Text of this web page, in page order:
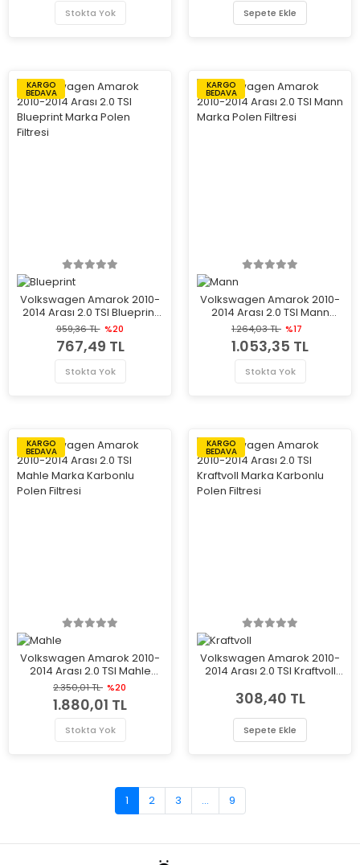
Stokta Yok Sepete Ekle
KARGO
BEDAVA
Volkswagen Amarok 2010-
2014 Arası 2.0 TSI Blueprint
Marka Polen Filtresi
959,36 TL %20
767,49 TL
Stokta Yok
KARGO
BEDAVA
Volkswagen Amarok 2010-
2014 Arası 2.0 TSI Mann
Marka Polen Filtresi
1.264,03 TL %17
1.053,35 TL
Stokta Yok
KARGO
BEDAVA
Volkswagen Amarok 2010-
2014 Arası 2.0 TSI Mahle
Marka Karbonlu Polen
Filtresi
2.350,01 TL %20
1.880,01 TL
Stokta Yok
KARGO
BEDAVA
Volkswagen Amarok 2010-
2014 Arası 2.0 TSI Kraftvoll
Filtresi
308,40 TL
Sepete Ekle
1 2 3 ... 9